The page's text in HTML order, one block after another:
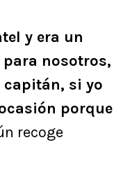
y era un
nosotros,
capitán, si yo
porque
recoge